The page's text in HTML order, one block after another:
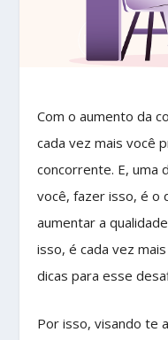
Com o aumento da
cada vez mais você
concorrente. E, uma
você, fazer isso, é o
aumentar a
isso, é cada vez
dicas para esse
Por isso, visando te